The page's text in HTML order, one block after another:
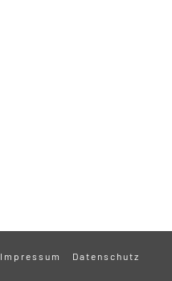
Impressum Datenschutz